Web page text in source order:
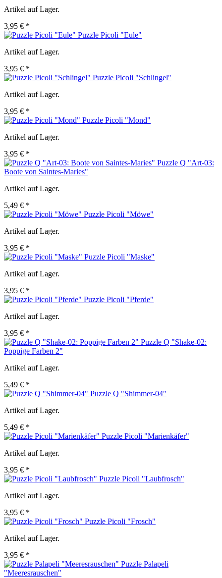
Artikel auf Lager.
3,95 € *
Puzzle Picoli "Eule"
Artikel auf Lager.
3,95 € *
Puzzle Picoli "Schlingel"
Artikel auf Lager.
3,95 € *
Puzzle Picoli "Mond"
Artikel auf Lager.
3,95 € *
Puzzle Q "Art-03:
Boote von Saintes-Maries"
Artikel auf Lager.
5,49 € *
Puzzle Picoli "Möwe"
Artikel auf Lager.
3,95 € *
Puzzle Picoli "Maske"
Artikel auf Lager.
3,95 € *
Puzzle Picoli "Pferde"
Artikel auf Lager.
3,95 € *
Puzzle Q "Shake-02:
Poppige Farben 2"
Artikel auf Lager.
5,49 € *
Puzzle Q "Shimmer-04"
Artikel auf Lager.
5,49 € *
Puzzle Picoli "Marienkäfer"
Artikel auf Lager.
3,95 € *
Puzzle Picoli "Laubfrosch"
Artikel auf Lager.
3,95 € *
Puzzle Picoli "Frosch"
Artikel auf Lager.
3,95 € *
Puzzle Palapeli
"Meeresrauschen"